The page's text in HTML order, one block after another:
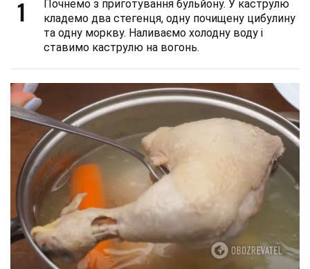
1
Почнемо з приготування бульйону. У каструлю
кладемо два стегенця, одну почищену цибулину
та одну моркву. Наливаємо холодну воду і
ставимо каструлю на вогонь.